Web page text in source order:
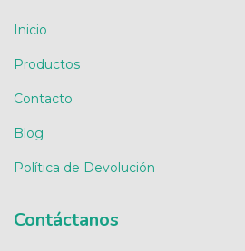
Inicio
Productos
Contacto
Blog
Política de Devolución
Contáctanos